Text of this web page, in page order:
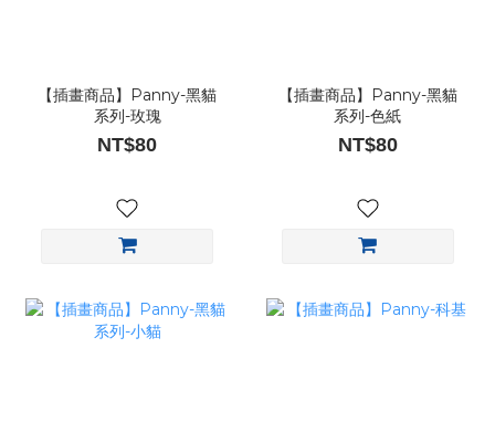
【插畫商品】Panny-黑貓
系列-玫瑰
NT$80
【插畫商品】Panny-黑貓
系列-色紙
NT$80